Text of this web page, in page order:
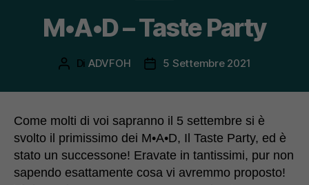
M•A•D – Taste Party
Autore
Di ADVFOH
Data5 Settembre 2021
Come molti di voi sapranno il 5 settembre si è
svolto il primissimo dei M•A•D, Il Taste Party, ed è
stato un successone! Eravate in tantissimi, pur non
sapendo esattamente cosa vi avremmo proposto!